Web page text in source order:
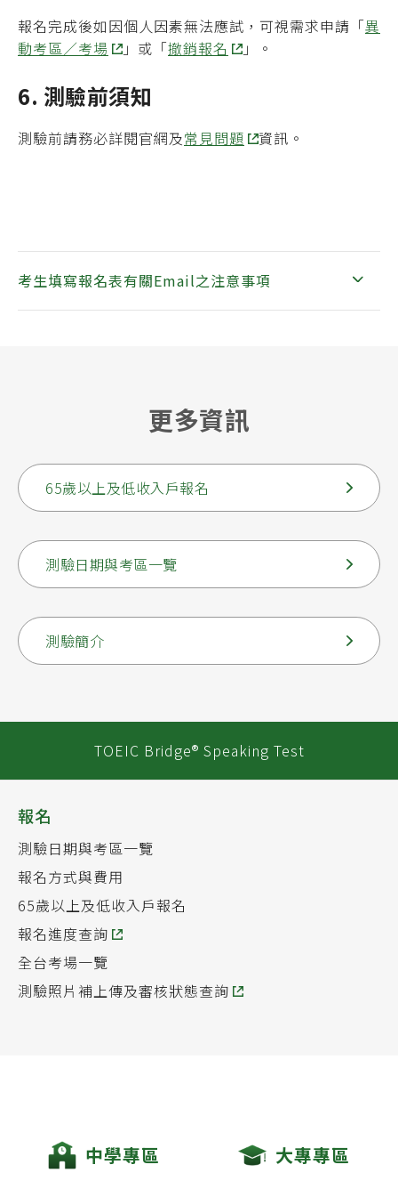
報名完成後如因個人因素無法應試，可視需求申請「異
動考區／考場
」或「撤銷報名 」。
6. 測驗前須知
測驗前請務必詳閱官網及常見問題 資訊。
考生填寫報名表有關Email之注意事項
更多資訊
65歲以上及低收入戶報名
測驗日期與考區一覽
測驗簡介
TOEIC Bridge® Speaking Test
報名
測驗日期與考區一覽
報名方式與費用
65歲以上及低收入戶報名
報名進度查詢
全台考場一覽
測驗照片補上傳及審核狀態查詢
中學專區 大專專區